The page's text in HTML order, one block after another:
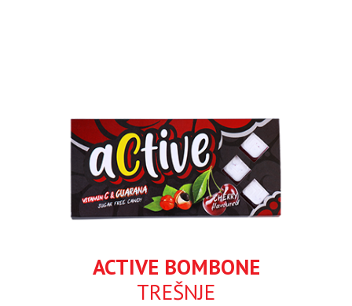
ACTIVE BOMBONE
TREŠNJE